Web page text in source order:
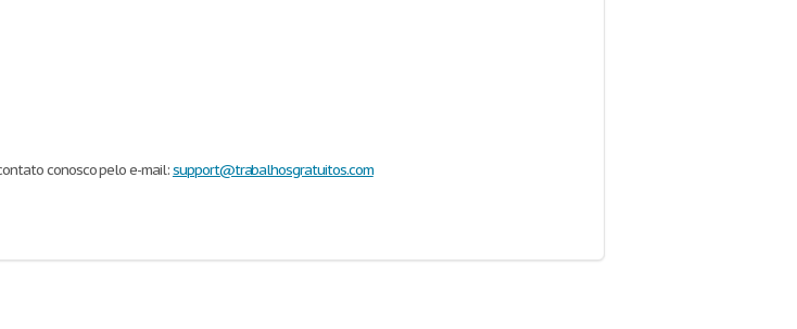
conosco pelo e-mail:support@trabalhosgratuitos.com